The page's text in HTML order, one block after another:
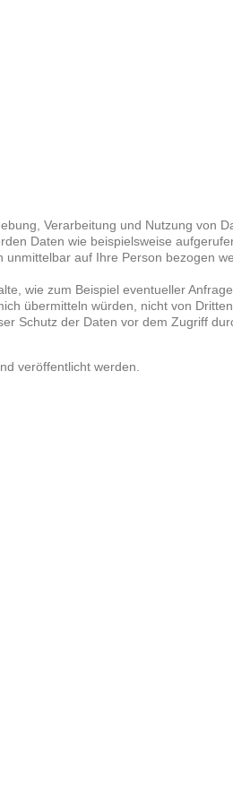
Verarbeitung und Nutzung von
Daten wie beispielsweise
auf Ihre Person bezogen
wie zum Beispiel eventueller
übermitteln würden, nicht von
Schutz der Daten vor dem Zugriff
veröffentlicht werden.